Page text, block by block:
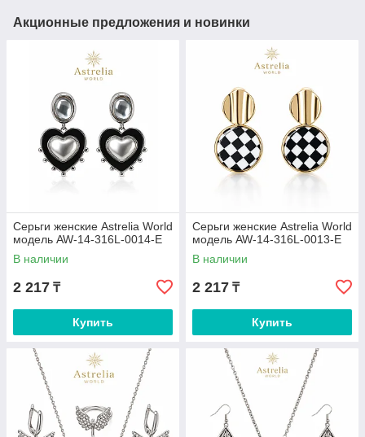
Акционные предложения и новинки
Серьги женские Astrelia World
модель AW-14-316L-0014-E
В наличии
2 217 ₸
Купить
Серьги женские Astrelia World
модель AW-14-316L-0013-E
В наличии
2 217 ₸
Купить